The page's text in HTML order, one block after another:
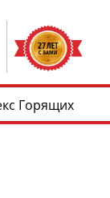
Горящих